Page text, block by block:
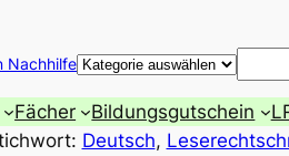
Nachhilfe Suchen
Fächer Bildungsgutschein
Deutsch,